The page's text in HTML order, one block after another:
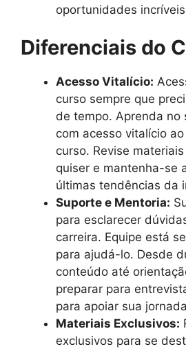
oportunidades
Diferenciais do
Acesso Vitalício:
curso sempre que
de tempo. Aprenda no
com acesso vitalício
curso. Revise
quiser e mantenha-se
últimas tendências da
Suporte e Mentoria:
para esclarecer
carreira. Equipe está
para ajudá-lo. Desde
conteúdo até
preparar para
para apoiar sua
Materiais Exclusivos:
exclusivos para se